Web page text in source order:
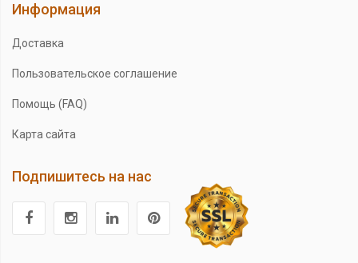
Информация
Доставка
Пользовательское соглашение
Помощь (FAQ)
Карта сайта
Подпишитесь на нас